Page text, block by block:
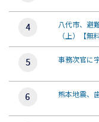
八代市、
（上）【無料
事務次官に
熊本地震、